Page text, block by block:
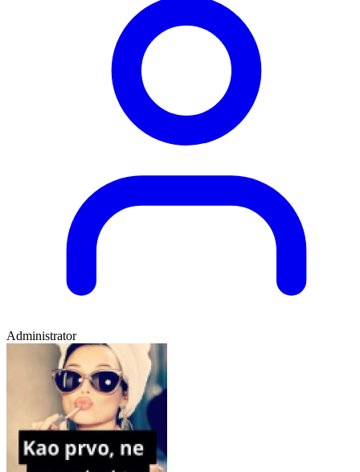
Administrator